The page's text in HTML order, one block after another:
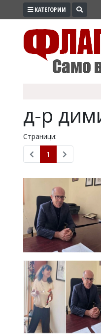
ПРОМО
ЗДРАВЕ
ПОЛИТИКА
ОБЩИНИ
ОБЩЕСТВО
ЛАЙФСТАЙЛ
УКРАЙНА
СПОРТ
РАЗСЛЕДВАНЕ
Управители:
Веселин
Василев,
КАТЕГОРИИ
д-р
Страници:
1